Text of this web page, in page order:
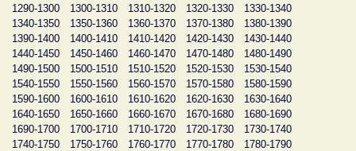
1290-1300
1300-1310 1310-1320 1320-1330
1330-1340
1340-1350
1350-1360 1360-1370 1370-1380
1380-1390
1390-1400
1400-1410 1410-1420 1420-1430
1430-1440
1440-1450
1450-1460 1460-1470 1470-1480
1480-1490
1490-1500
1500-1510 1510-1520 1520-1530
1530-1540
1540-1550
1550-1560 1560-1570 1570-1580
1580-1590
1590-1600
1600-1610 1610-1620 1620-1630
1630-1640
1640-1650
1650-1660 1660-1670 1670-1680
1680-1690
1690-1700
1700-1710 1710-1720 1720-1730
1730-1740
1740-1750
1750-1760 1760-1770 1770-1780
1780-1790